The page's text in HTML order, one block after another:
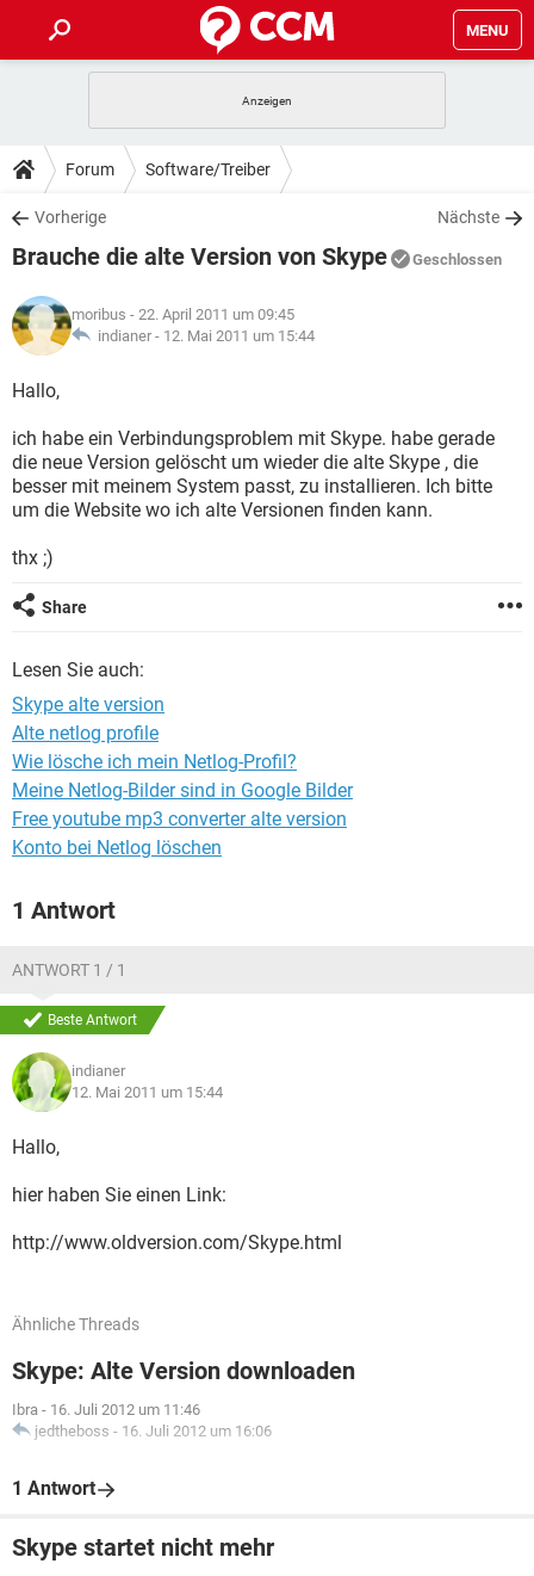
MENU
ANDROID IOS
WINDOWS 10
WHATSAPP TIKTOK
FACEBOOK
TIPPS & TRICKS
SPIELE
WHATSAPP TIKTOK
FACEBOOK
DOWNLOADS
SPIELE STREAMING
ANDROID
WINDOWS 10 INSTAGRAM
WHATSAPP
SPIELE STREAMING
ANDROID
WINDOWS 10
WHATSAPP TIKTOK
FACEBOOK HARDWARE
LEXIKON
SPIELE
WINDOWS 10 INSTAGRAM
WHATSAPP TIKTOK
Forum Software/Treiber
Vorherige Nächste
Brauche die alte Version von Skype Geschlossen
moribus - 22. April 2011 um 09:45
indianer - 12. Mai 2011 um 15:44
Hallo,
ich habe ein Verbindungsproblem mit Skype. habe gerade
die neue Version gelöscht um wieder die alte Skype , die
besser mit meinem System passt, zu installieren. Ich bitte
um die Website wo ich alte Versionen finden kann.
thx ;)
Share
Lesen Sie auch:
Skype alte version
Alte netlog profile
Wie lösche ich mein Netlog-Profil?
Meine Netlog-Bilder sind in Google Bilder
Free youtube mp3 converter alte version
Konto bei Netlog löschen
1 Antwort
ANTWORT 1 / 1
Beste Antwort
indianer
12. Mai 2011 um 15:44
Hallo,
hier haben Sie einen Link:
http://www.oldversion.com/Skype.html
Ähnliche Threads
Skype: Alte Version downloaden
Ibra - 16. Juli 2012 um 11:46
jedtheboss - 16. Juli 2012 um 16:06
1 Antwort
Skype startet nicht mehr